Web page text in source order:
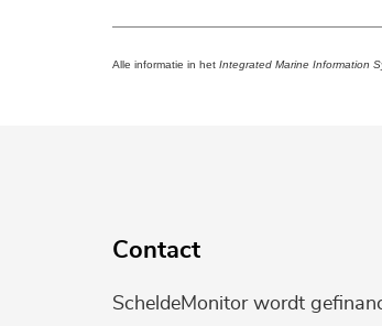
Alle informatie in het Integrated Marine Information
Contact
ScheldeMonitor wordt